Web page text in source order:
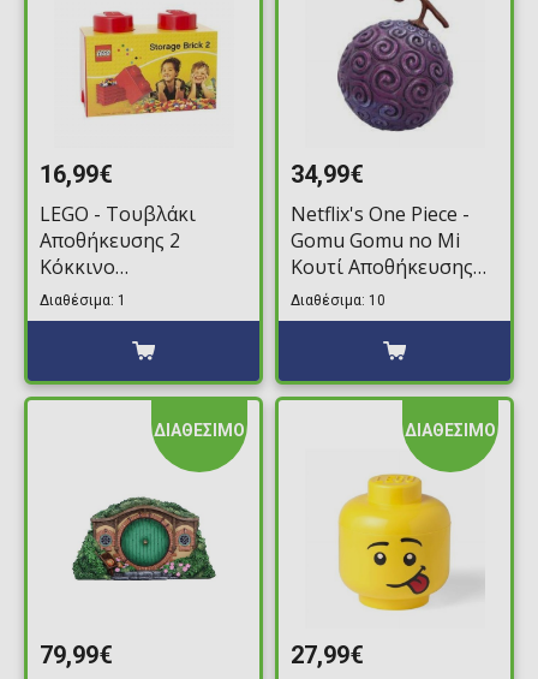
16,99€
LEGO - Τουβλάκι
Αποθήκευσης 2
Κόκκινο
(12.5x25x18cm)
Διαθέσιμα: 1
34,99€
Netflix's One Piece -
Gomu Gomu no Mi
Κουτί Αποθήκευσης
(12,8cm)
Διαθέσιμα: 10
ΔΙΑΘΕΣΙΜΟ
79,99€
ΔΙΑΘΕΣΙΜΟ
27,99€